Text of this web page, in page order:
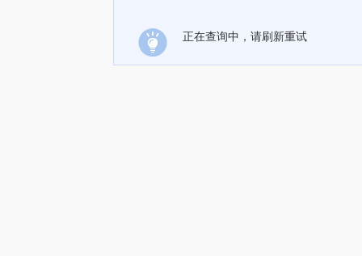
正在查询中，请刷新重试